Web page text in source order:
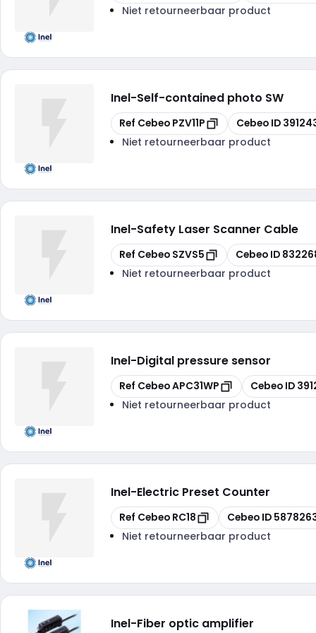
Niet retourneerbaar product
Inel-Self-contained photo SW
Kopiëren
Ref Cebeo PZV11P Kopiëren
Cebeo ID
Niet retourneerbaar product
Inel-Safety Laser Scanner Cable
Kopiëren
Ref Cebeo SZVS5 Kopiëren
Cebeo ID
Niet retourneerbaar product
Inel-Digital pressure sensor
Kopiëren
Ref CebeoAPC31WP Kopiëren
Cebeo ID
Niet retourneerbaar product
Inel-Electric Preset Counter
Kopiëren
Ref Cebeo RC18 Kopiëren
Cebeo ID
Niet retourneerbaar product
Inel-Fiber optic amplifier